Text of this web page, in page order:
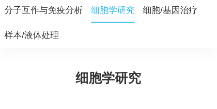
分子互作与免疫分析 细胞学研究 细胞/基因治疗
样本/液体处理
细胞学研究